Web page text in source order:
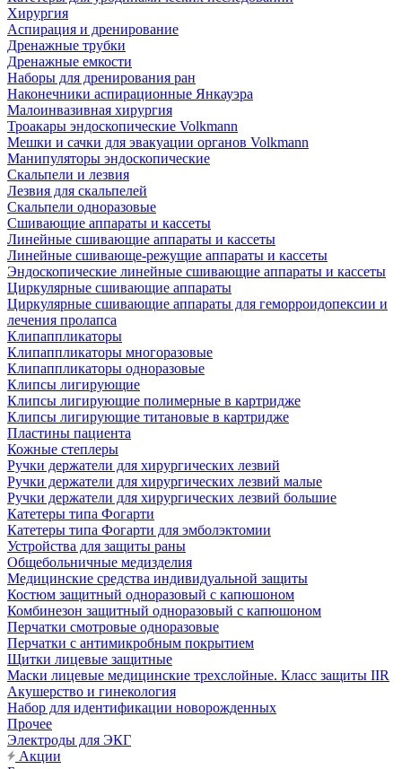
Хирургия
Аспирация и дренирование
Дренажные трубки
Дренажные емкости
Наборы для дренирования ран
Наконечники аспирационные Янкауэра
Малоинвазивная хирургия
Троакары эндоскопические Volkmann
Мешки и сачки для эвакуации органов Volkmann
Манипуляторы эндоскопические
Скальпели и лезвия
Лезвия для скальпелей
Скальпели одноразовые
Сшивающие аппараты и кассеты
Линейные сшивающие аппараты и кассеты
Линейные сшивающе-режущие аппараты и кассеты
Эндоскопические линейные сшивающие аппараты и кассеты
Циркулярные сшивающие аппараты
Циркулярные сшивающие аппараты для геморроидопексии и
лечения пролапса
Клипаппликаторы
Клипаппликаторы многоразовые
Клипаппликаторы одноразовые
Клипсы лигирующие
Клипсы лигирующие полимерные в картридже
Клипсы лигирующие титановые в картридже
Пластины пациента
Кожные степлеры
Ручки держатели для хирургических лезвий
Ручки держатели для хирургических лезвий малые
Ручки держатели для хирургических лезвий большие
Катетеры типа Фогарти
Катетеры типа Фогарти для эмболэктомии
Устройства для защиты раны
Общебольничные медизделия
Медицинские средства индивидуальной защиты
Костюм защитный одноразовый с капюшоном
Комбинезон защитный одноразовый с капюшоном
Перчатки смотровые одноразовые
Перчатки с антимикробным покрытием
Щитки лицевые защитные
Маски лицевые медицинские трехслойные. Класс защиты IIR
Акушерство и гинекология
Набор для идентификации новорожденных
Прочее
Электроды для ЭКГ
Акции